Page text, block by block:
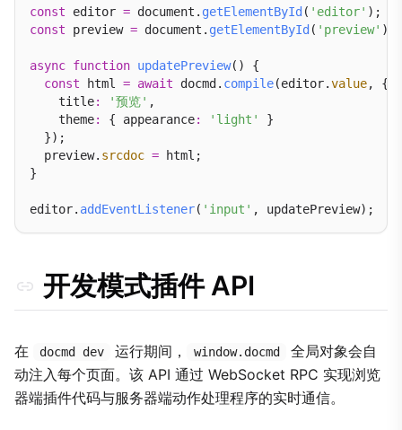
const editor = document. getElementById ( 'editor'
const preview = document. getElementById ( 'preview' );
async function updatePreview() {
const html = await docmd. compile(editor.value, {
    title
: '预览' ,
    theme
: { appearance: 'light'
}
  });
  preview.
srcdoc = html;
}
editor. addEventListener( 'input'
开发模式插件 API
在 docmd dev 运行期间， window.docmd
全局对象会自
动注入每个页面。该 API 通过 WebSocket RPC 实现浏览
器端插件代码与服务器端动作处理程序的实时通信。